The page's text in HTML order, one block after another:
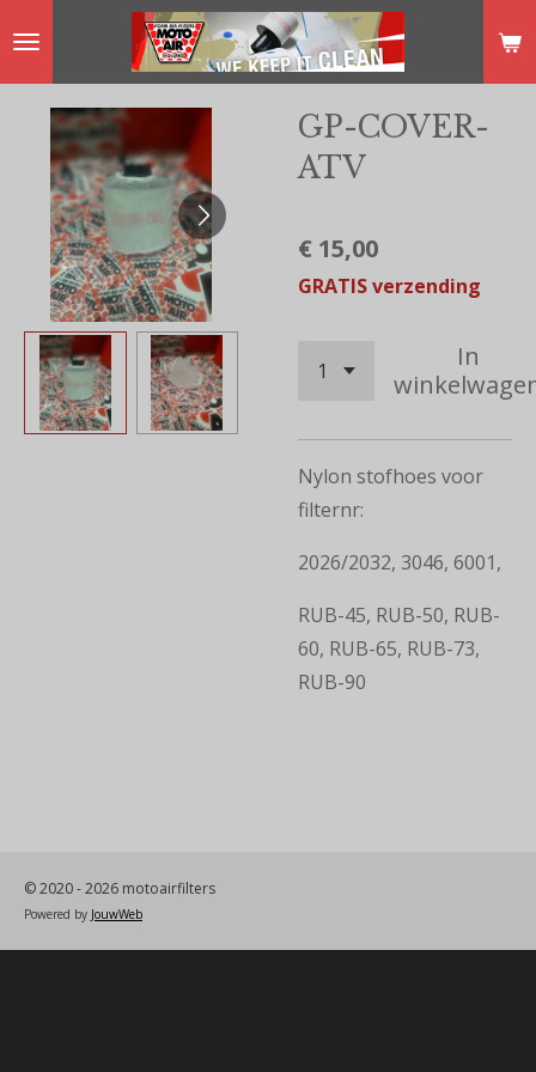
hoofdinhoud
GP-COVER-
ATV
€ 15,00
GRATIS verzending
In
Nylon stofhoes voor
filternr:
2026/2032, 3046, 6001,
RUB-45, RUB-50, RUB-
60, RUB-65, RUB-73,
RUB-90
© 2020 - 2026 motoairfilters
Powered by JouwWeb